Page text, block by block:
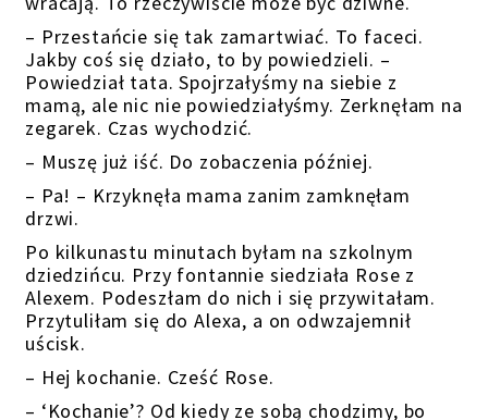
– Przestańcie się tak zamartwiać. To faceci.
Jakby coś się działo, to by powiedzieli. –
Powiedział tata. Spojrzałyśmy na siebie z
mamą, ale nic nie powiedziałyśmy. Zerknęłam na
zegarek. Czas wychodzić.
– Muszę już iść. Do zobaczenia później.
– Pa! – Krzyknęła mama zanim zamknęłam
drzwi.
Po kilkunastu minutach byłam na szkolnym
dziedzińcu. Przy fontannie siedziała Rose z
Alexem. Podeszłam do nich i się przywitałam.
Przytuliłam się do Alexa, a on odwzajemnił
uścisk.
– Hej kochanie. Cześć Rose.
– ‘Kochanie’? Od kiedy ze sobą chodzimy, bo